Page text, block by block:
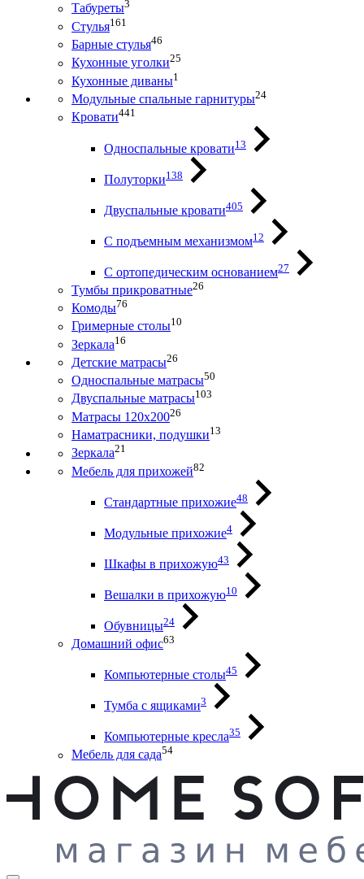
Табуреты3
Стулья161
Барные стулья46
Кухонные уголки25
Кухонные диваны1
Модульные спальные гарнитуры24
Кровати441
Односпальные кровати13
Полуторки138
Двуспальные кровати405
С подъемным механизмом12
С ортопедическим основанием27
Тумбы прикроватные26
Комоды76
Гримерные столы10
Зеркала16
Детские матрасы26
Односпальные матрасы50
Двуспальные матрасы103
Матрасы 120х20026
Наматрасники, подушки13
Зеркала21
Мебель для прихожей82
Стандартные прихожие48
Модульные прихожие4
Шкафы в прихожую43
Вешалки в прихожую10
Обувницы24
Домашний офис63
Компьютерные столы45
Тумба с ящиками3
Компьютерные кресла35
Мебель для сада54